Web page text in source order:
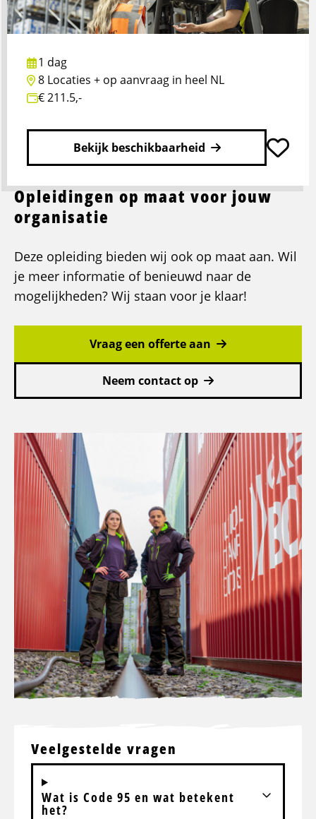
en
EPT
1 dag
8 Locaties + op aanvraag in heel NL
€ 211.5,-
Bekijk beschikbaarheid
Lees
meer
over
U07-
Opleidingen op maat voor jouw
organisatie
Deze opleiding bieden wij ook op maat aan. Wil
je meer informatie of benieuwd naar de
mogelijkheden? Wij staan voor je klaar!
Vraag een offerte aan
Neem contact op
Veelgestelde vragen
Wat is Code 95 en wat betekent
het?